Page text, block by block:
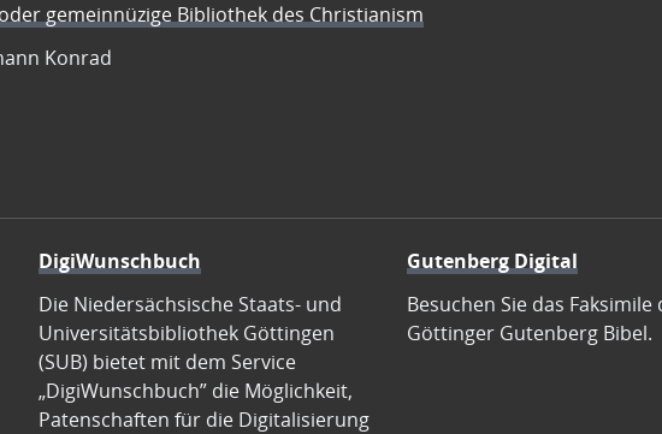
gemeinnüzige Bibliothek des Christianism
Konrad
DigiWunschbuch
Die Niedersächsische Staats- und
Universitätsbibliothek Göttingen
(SUB) bietet mit dem Service
„DigiWunschbuch” die Möglichkeit,
Patenschaften für die Digitalisierung
Gutenberg Digital
Besuchen Sie das Faksimile
Göttinger Gutenberg Bibel.